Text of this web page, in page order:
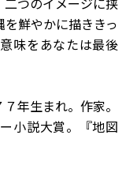
鮮やかに描ききっ
味をあなたは最後
年生まれ。作家。
小説大賞。『地図